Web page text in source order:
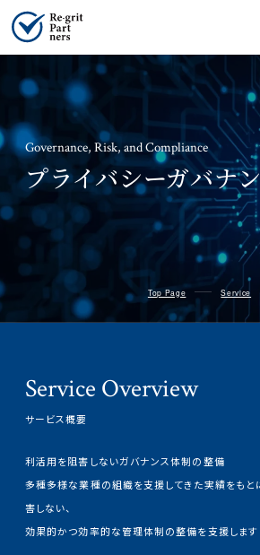
Governance, Risk, and Compliance
プライバシーガバナ
Top Page Service
Service Overview
サービス概要
利活用を阻害しないガバナンス体制の整備
多種多様な業種の組織を支援してきた実績をもと
害しない、
効果的かつ効率的な管理体制の整備を支援します